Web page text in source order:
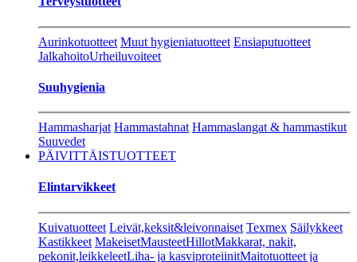
Aurinkotuotteet Muut hygieniatuotteet Ensiaputuotteet
JalkahoitoUrheiluvoiteet
Suuhygienia
Hammasharjat Hammastahnat Hammaslangat & hammastikut
Suuvedet
PÄIVITTÄISTUOTTEET
Elintarvikkeet
Kuivatuotteet Leivät,keksit&leivonnaiset Texmex Säilykkeet
Kastikkeet MakeisetMausteetHillotMakkarat, nakit,
pekonit,leikkeleetLiha- ja kasviproteiinitMaitotuotteet ja